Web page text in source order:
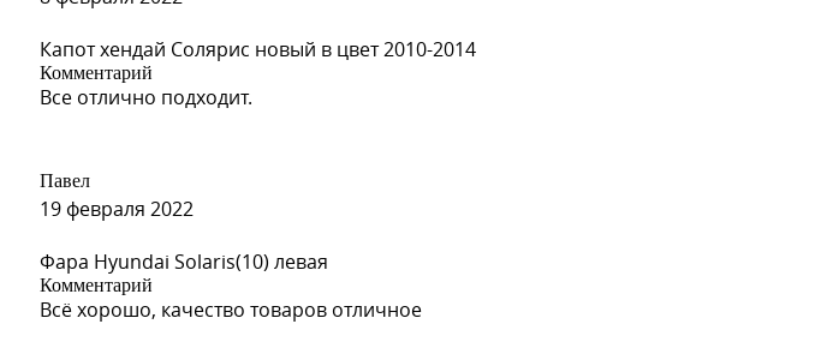
Капот хендай Солярис новый в цвет 2010-2014
Комментарий
Все отлично подходит.
Павел
19 февраля 2022
Фара Hyundai Solaris(10) левая
Комментарий
Всё хорошо, качество товаров отличное